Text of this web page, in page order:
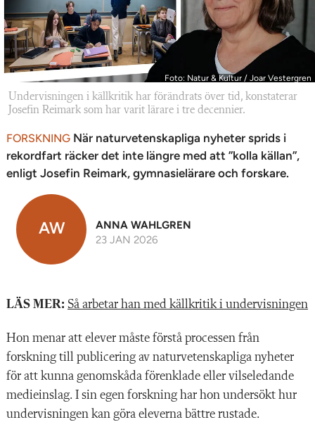
Foto: Natur & Kultur / Joar Vestergren
Undervisningen i källkritik har förändrats över tid, konstaterar
Josefin Reimark som har varit lärare i tre decennier.
FORSKNING När naturvetenskapliga nyheter sprids i
rekordfart räcker det inte längre med att ”kolla källan”,
enligt Josefin Reimark, gymnasielärare och forskare.
AW
ANNA WAHLGREN
23 JAN 2026
LÄS MER: Så arbetar han med källkritik i undervisningen
Hon menar att elever måste förstå processen från
forskning till publicering av naturvetenskapliga nyheter
för att kunna genomskåda förenklade eller vilseledande
medieinslag. I sin egen forskning har hon undersökt hur
undervisningen kan göra eleverna bättre rustade.